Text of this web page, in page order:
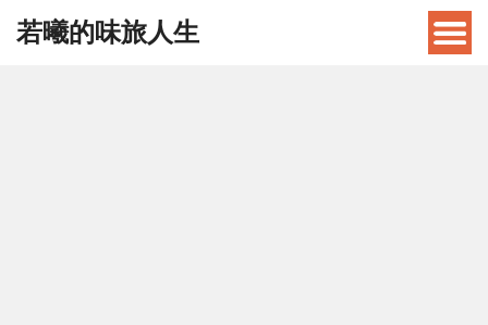
若曦的味旅人生